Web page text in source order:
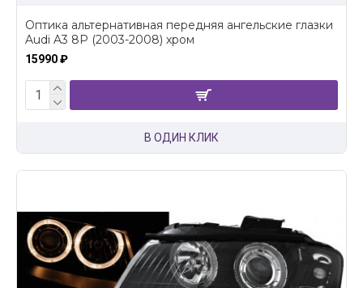
Оптика альтернативная передняя ангельские глазки
Audi A3 8P (2003-2008) хром
15990 ₽
В ОДИН КЛИК